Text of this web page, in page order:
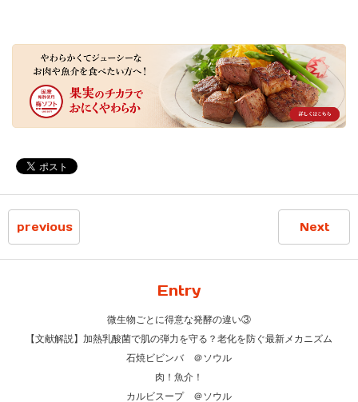
previous Next
Entry
微生物ごとに得意な発酵の違い③
【文献解説】加熱乳酸菌で肌の弾力を守る？老化を防ぐ最新メカニズム
石焼ビビンバ ＠ソウル
肉！魚介！
カルビスープ ＠ソウル